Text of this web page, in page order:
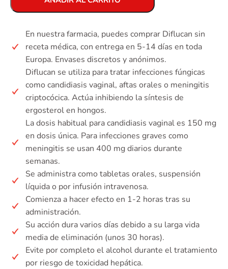
En nuestra farmacia, puedes comprar Diflucan sin
receta médica, con entrega en 5-14 días en toda
Europa. Envases discretos y anónimos.
Diflucan se utiliza para tratar infecciones fúngicas
como candidiasis vaginal, aftas orales o meningitis
criptocócica. Actúa inhibiendo la síntesis de
ergosterol en hongos.
La dosis habitual para candidiasis vaginal es 150 mg
en dosis única. Para infecciones graves como
meningitis se usan 400 mg diarios durante
semanas.
Se administra como tabletas orales, suspensión
líquida o por infusión intravenosa.
Comienza a hacer efecto en 1-2 horas tras su
administración.
Su acción dura varios días debido a su larga vida
media de eliminación (unos 30 horas).
Evite por completo el alcohol durante el tratamiento
por riesgo de toxicidad hepática.